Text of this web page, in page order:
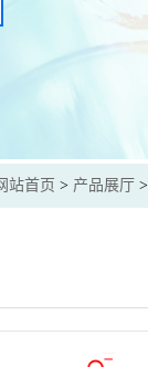
站首页 > 产品展厅 >